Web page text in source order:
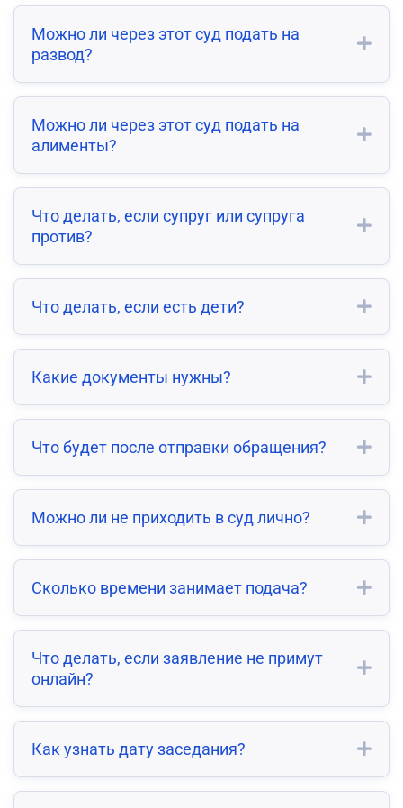
Можно ли через этот суд подать на
развод?
Можно ли через этот суд подать на
алименты?
Что делать, если супруг или супруга
против?
Что делать, если есть дети?
Какие документы нужны?
Что будет после отправки обращения?
Можно ли не приходить в суд лично?
Сколько времени занимает подача?
Что делать, если заявление не примут
онлайн?
Как узнать дату заседания?